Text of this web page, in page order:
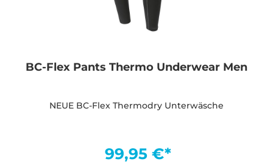
BC-Flex Pants Thermo Underwear Men
NEUE BC-Flex Thermodry Unterwäsche
99,95 €*